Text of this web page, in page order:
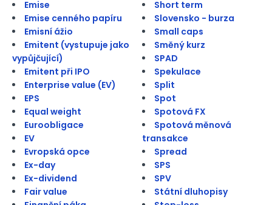
Emise
Emise cenného papíru
Emisní ážio
Emitent (vystupuje jako
vypůjčující)
Emitent při IPO
Enterprise value (EV)
EPS
Equal weight
Euroobligace
EV
Evropská opce
Ex-day
Ex-dividend
Fair value
Short term
Slovensko - burza
Small caps
Směný kurz
SPAD
Spekulace
Split
Spot
Spotová FX
Spotová měnová
transakce
Spread
SPS
SPV
Státní dluhopisy